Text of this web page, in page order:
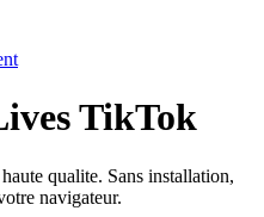
TikTok
qualite. Sans installation,
navigateur.